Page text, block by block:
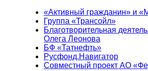
«Активный гражданин» и
Группа «Трансойл»
Благотворительная
Олега Леонова
БФ «Татнефть»
Русфонд.Навигатор
Совместный проект АО